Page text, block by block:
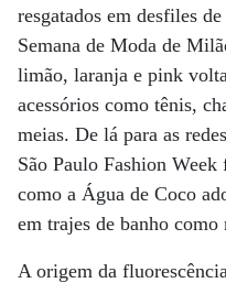
resgatados em desfiles
Semana de Moda de
limão, laranja e pink
acessórios como tênis,
meias. De lá para as
São Paulo Fashion
como a Água de Coco
em trajes de banho
A origem da